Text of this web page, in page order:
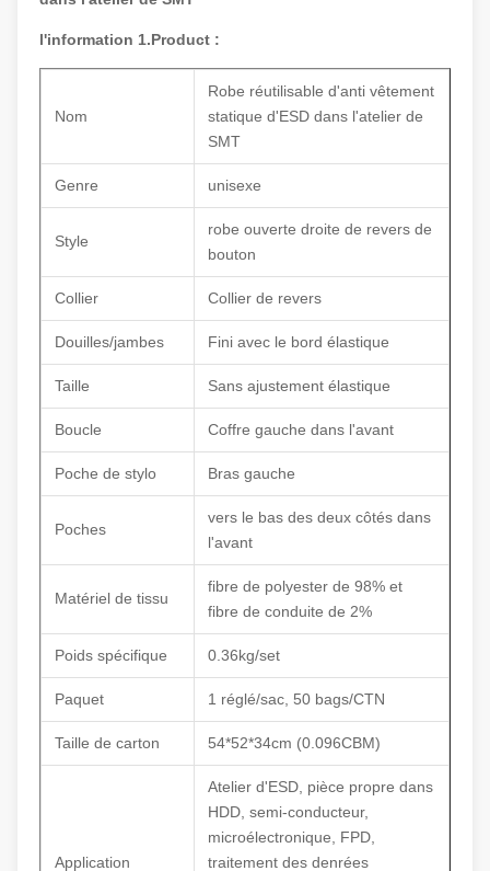
l'information 1.Product :
Nom
Robe réutilisable d'anti vêtement
statique d'ESD dans l'atelier de
SMT
Genre unisexe
Style
robe ouverte droite de revers de
bouton
Collier Collier de revers
Douilles/jambes Fini avec le bord élastique
Taille Sans ajustement élastique
Boucle Coffre gauche dans l'avant
Poche de stylo Bras gauche
Poches
vers le bas des deux côtés dans
l'avant
Matériel de tissu
fibre de polyester de 98% et
fibre de conduite de 2%
Poids spécifique 0.36kg/set
Paquet 1 réglé/sac, 50 bags/CTN
Taille de carton 54*52*34cm (0.096CBM)
Application
Atelier d'ESD, pièce propre dans
HDD, semi-conducteur,
microélectronique, FPD,
traitement des denrées